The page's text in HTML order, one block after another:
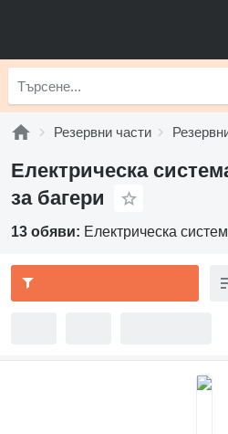
Резервни части
Електрическа
за багери
13 обяви: Електрическа